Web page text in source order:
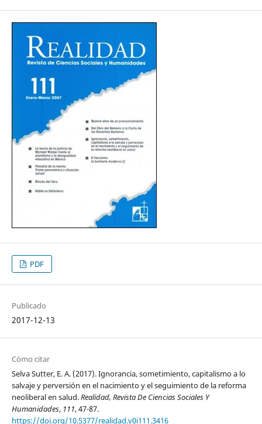
PDF
Publicado
2017-12-13
Cómo citar
Selva Sutter, E. A. (2017). Ignorancia, sometimiento, capitalismo a lo
salvaje y perversión en el nacimiento y el seguimiento de la reforma
neoliberal en salud.Realidad, Revista De Ciencias Sociales Y
Humanidades, 111, 47-87.
https://doi.org/10.5377/realidad.v0i111.3416